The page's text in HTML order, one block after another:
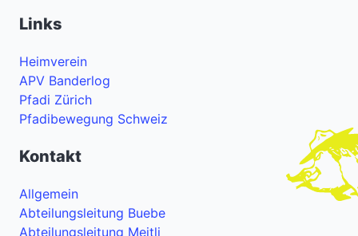
Links
Heimverein
APV Banderlog
Pfadi Zürich
Pfadibewegung Schweiz
Kontakt
Allgemein
Abteilungsleitung Buebe
Abteilungsleitung Meitli